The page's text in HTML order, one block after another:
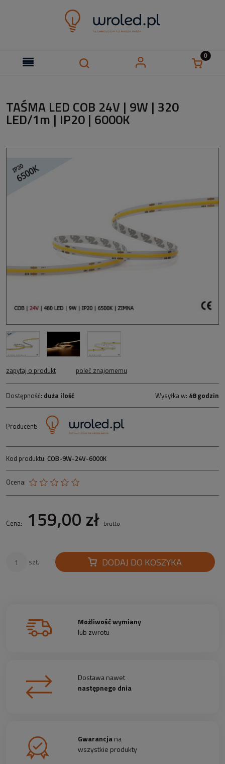
TAŚMA LED COB 24V | 9W | 320
LED/1m | IP20 | 6000K
zapytaj o produkt poleć znajomemu
Dostępność: duża ilość Wysyłka w: 48 godzin
Producent:
Kod produktu: COB-9W-24V-6000K
Ocena:
Cena: 159,00 zł brutto
szt. DODAJ DO KOSZYKA
Możliwość wymiany
lub zwrotu
Dostawa nawet
następnego dnia
Gwarancjana
wszystkie produkty